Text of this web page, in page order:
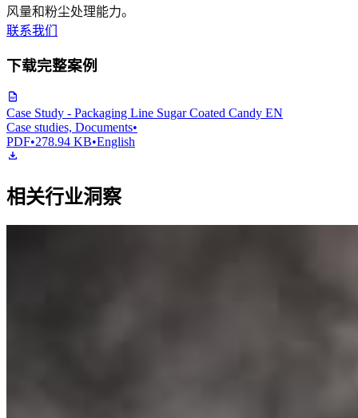
风量和粉尘处理能力。
联系我们
下载完整案例
Case Study - Packaging Line Sugar Coated Candy EN
Case studies, Documents•
PDF•278.94 KB•English
相关行业洞察